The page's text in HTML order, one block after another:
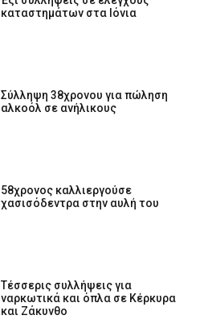
καταστημάτων στα Ιόνια
Σύλληψη 38χρονου για πώληση
αλκοόλ σε ανήλικους
58χρονος καλλιεργούσε
χασισόδεντρα στην αυλή του
Tέσσερις συλλήψεις για
ναρκωτικά και όπλα σε Κέρκυρα
και Ζάκυνθο